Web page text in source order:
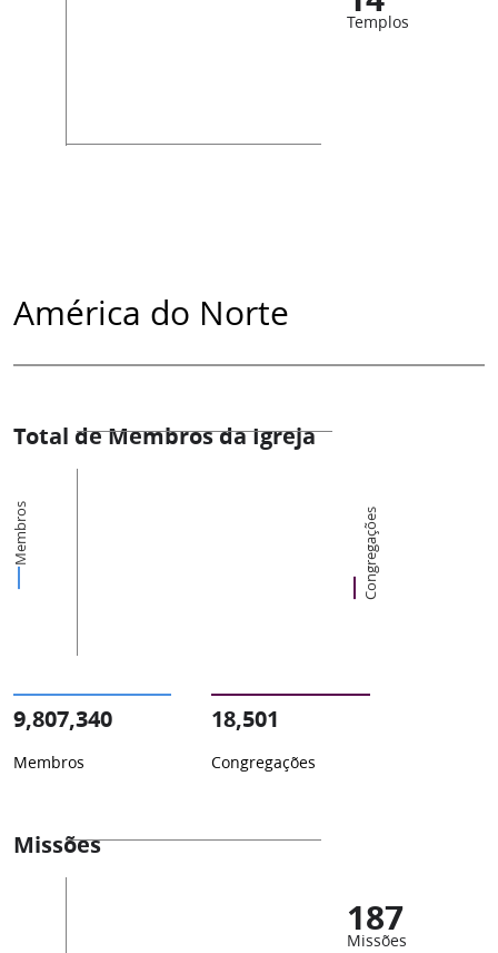
Templos
América do Norte
Total de Membros da Igreja
Membros Congregações
9,807,340
Membros
18,501
Congregações
Missões
187
Missões